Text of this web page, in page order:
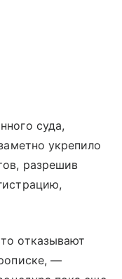
суда,
укрепило
разрешив
отказывают
—